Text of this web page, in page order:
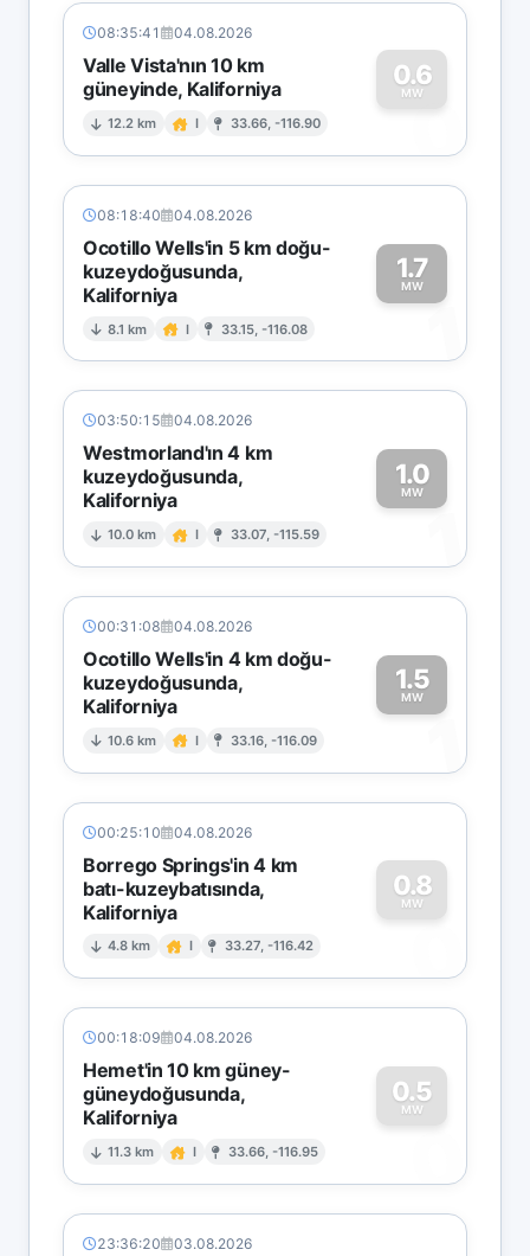
08:35:41 04.08.2026
Valle Vista'nın 10 km
güneyinde, Kaliforniya
12.2 km I 33.66, -116.90
0.6
MW
0
08:18:40 04.08.2026
Ocotillo Wells'in 5 km doğu-
kuzeydoğusunda,
Kaliforniya
8.1 km I 33.15, -116.08
1.7
MW
1
03:50:15 04.08.2026
Westmorland'ın 4 km
kuzeydoğusunda,
Kaliforniya
10.0 km I 33.07, -115.59
1.0
MW
1
00:31:08 04.08.2026
Ocotillo Wells'in 4 km doğu-
kuzeydoğusunda,
Kaliforniya
10.6 km I 33.16, -116.09
1.5
MW
1
00:25:10 04.08.2026
Borrego Springs'in 4 km
batı-kuzeybatısında,
Kaliforniya
4.8 km I 33.27, -116.42
0.8
MW
0
00:18:09 04.08.2026
Hemet'in 10 km güney-
güneydoğusunda,
Kaliforniya
11.3 km I 33.66, -116.95
0.5
MW
0
23:36:20 03.08.2026